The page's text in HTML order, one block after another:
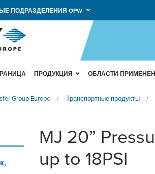
ПОДРАЗДЕЛЕНИЯ OPW
Group Europe / Транспортные продукты /
MJ 20”
up to 18PSI
ПРОДУКЦИЯ ОБЛАСТИ